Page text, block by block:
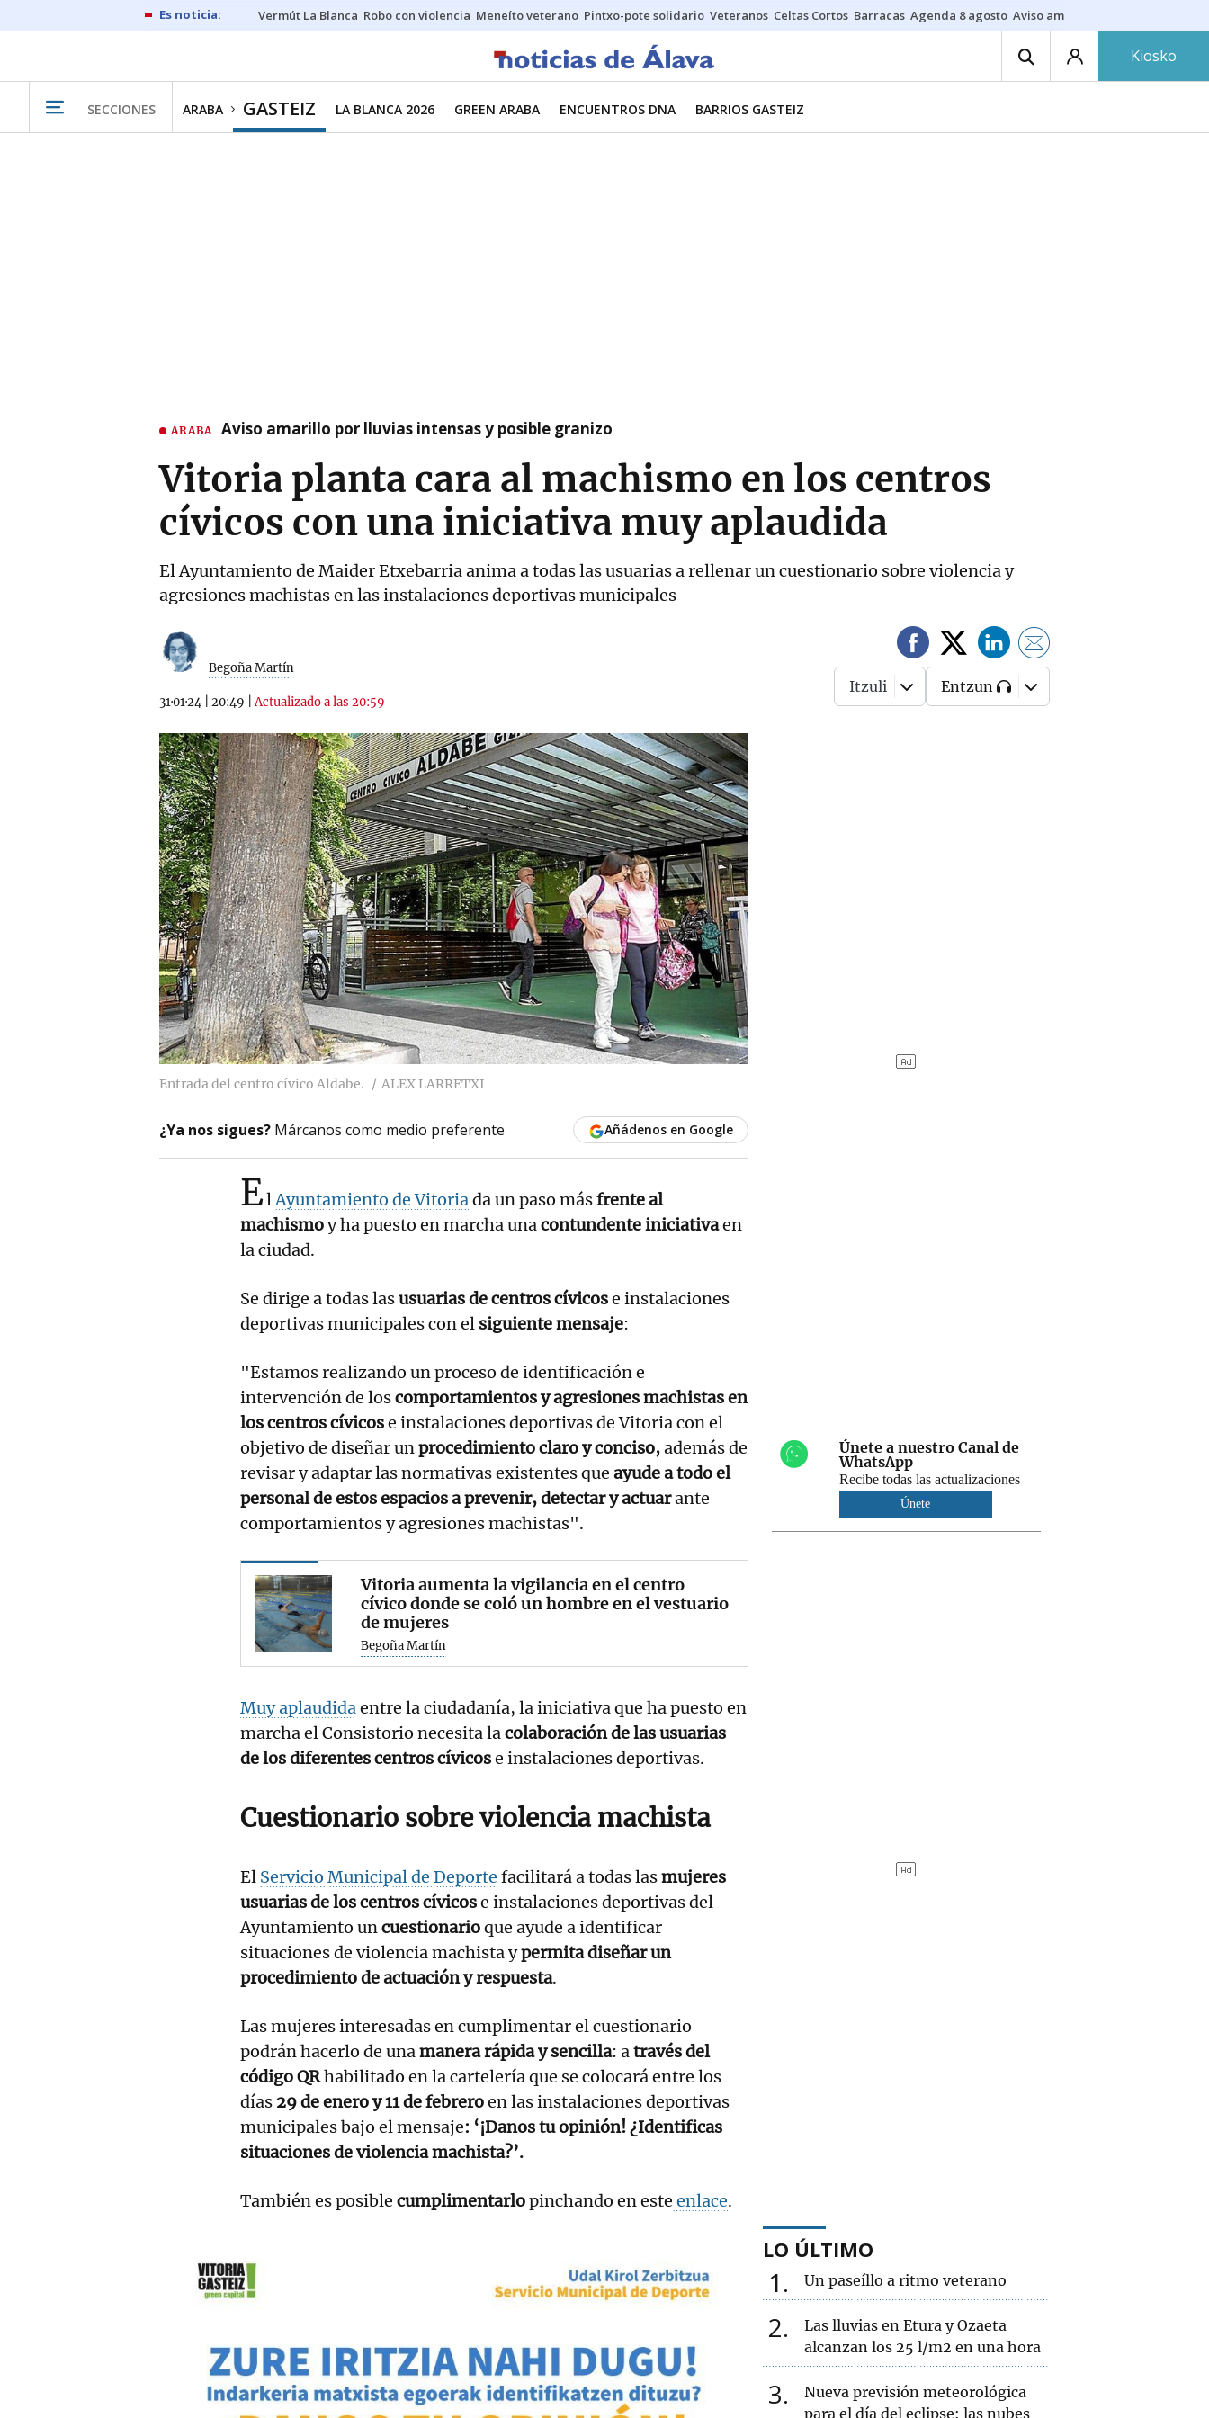
Vermút La Blanca Robo con violencia Meneíto veterano Pintxo-pote solidario Veteranos Celtas Cortos Barracas Agenda 8 agosto Aviso amarillo
Kiosko
SECCIONES ARABA GASTEIZ LA BLANCA 2026 GREEN ARABA ENCUENTROS DNA BARRIOS GASTEIZ
ARABA Aviso amarillo por lluvias intensas y posible granizo
Vitoria planta cara al machismo en los centros
cívicos con una iniciativa muy aplaudida
El Ayuntamiento de Maider Etxebarria anima a todas las usuarias a rellenar un cuestionario sobre violencia y
agresiones machistas en las instalaciones deportivas municipales
Begoña Martín
31·01·24 20:49 |Actualizado a las 20:59
Itzuli Entzun
Entrada del centro cívico Aldabe. ALEX LARRETXI
¿Ya nos sigues? Márcanos como medio preferente Añádenos en Google
ElAyuntamiento de Vitoriada un paso másfrente al
machismoy ha puesto en marcha unacontundente iniciativaen
la ciudad.
Se dirige a todas lasusuarias de centros cívicose instalaciones
deportivas municipales con el siguiente mensaje:
"Estamos realizando un proceso de identificación e
intervención de loscomportamientos y agresiones machistas en
los centros cívicose instalaciones deportivas de Vitoria con el
objetivo de diseñar unprocedimiento claro y conciso,además de
revisar y adaptar las normativas existentes que ayude a todo el
personal de estos espacios a prevenir, detectar y actuarante
comportamientos y agresiones machistas".
Vitoria aumenta la vigilancia en el centro
cívico donde se coló un hombre en el vestuario
de mujeres
Begoña Martín
Muy aplaudidaentre la ciudadanía, la iniciativa que ha puesto en
marcha el Consistorio necesita lacolaboración de las usuarias
de los diferentes centros cívicose instalaciones deportivas.
Cuestionario sobre violencia machista
El Servicio Municipal de Deporte facilitará a todas lasmujeres
usuarias de los centros cívicose instalaciones deportivas del
Ayuntamiento uncuestionarioque ayude a identificar
situaciones de violencia machista ypermita diseñar un
procedimiento de actuación y respuesta.
Las mujeres interesadas en cumplimentar el cuestionario
podrán hacerlo de unamanera rápida y sencilla: através del
código QRhabilitado en la cartelería que se colocará entre los
días 29 de enero y 11 de febreroen las instalaciones deportivas
municipales bajo el mensaje: ‘¡Danos tu opinión! ¿Identificas
situaciones de violencia machista?’.
También es posible cumplimentarlopinchando en este enlace.
Únete a nuestro Canal de
WhatsApp
Recibe todas las actualizaciones
Únete
LO ÚLTIMO
1 Un paseíllo a ritmo veterano
2
Las lluvias en Etura y Ozaeta
alcanzan los 25 l/m2 en una hora
3
Nueva previsión meteorológica
para el día del eclipse: las nubes